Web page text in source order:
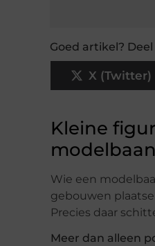
Goed artikel?
X (Twitter)
Kleine
Wie een
gebouwen
Precies daar
Meer dan alleen